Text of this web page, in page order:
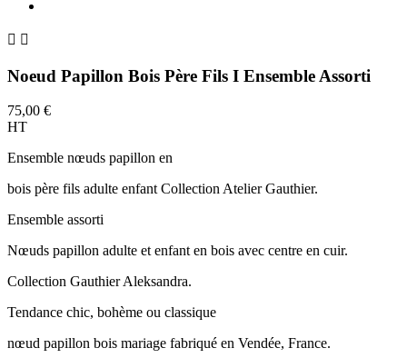
 
Noeud Papillon Bois Père Fils I Ensemble Assorti
75,00 €
HT
Ensemble nœuds papillon en
bois père fils adulte enfant Collection Atelier Gauthier.
Ensemble assorti
Nœuds papillon adulte et enfant en bois avec centre en cuir.
Collection Gauthier Aleksandra.
Tendance chic, bohème ou classique
nœud papillon bois mariage fabriqué en Vendée, France.